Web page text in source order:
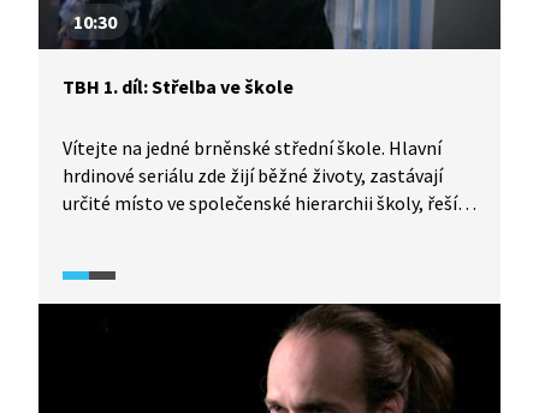
10:30
TBH 1. díl: Střelba ve škole
Vítejte na jedné brněnské střední škole. Hlavní
hrdinové seriálu zde žijí běžné životy, zastávají
určité místo ve společenské hierarchii školy, řeší
dojde přímo ve škole ke střelbě. Bude někdo
zraněn? Kdo je viník? A kdo oběť? A proč k tomu